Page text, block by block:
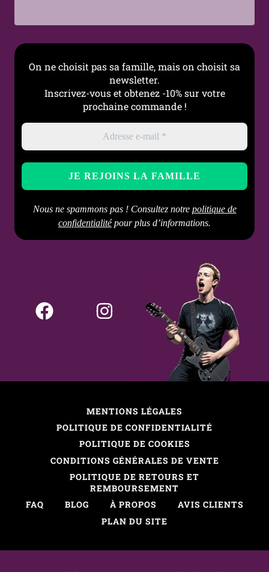
On ne choisit pas sa famille, mais on choisit sa
newsletter.
Inscrivez-vous et obtenez -10% sur votre
prochaine commande !
Nous ne spammons pas ! Consultez notre politique de
confidentialitépour plus d’informations.
MENTIONS LÉGALES
POLITIQUE DE CONFIDENTIALITÉ
POLITIQUE DE COOKIES
CONDITIONS GÉNÉRALES DE VENTE
POLITIQUE DE RETOURS ET
REMBOURSEMENT
FAQ
BLOG À PROPOS
AVIS CLIENTS
PLAN DU SITE